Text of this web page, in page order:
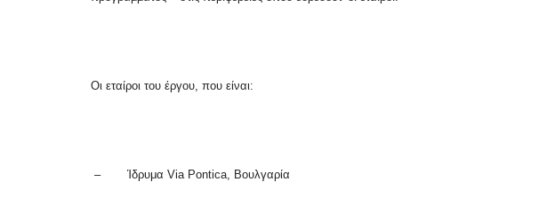
Οι εταίροι του έργου, που είναι:
– Ίδρυμα Via Pontica, Βουλγαρία